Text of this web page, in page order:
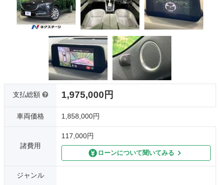
支払総額 1,975,000円
車両価格 1,858,000円
諸費用
117,000円
ローンについて聞いてみる
ジャンル